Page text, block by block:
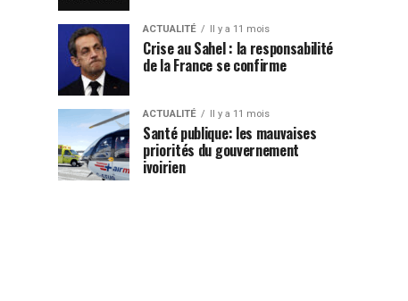
ACTUALITÉ Il y a 11 mois
Crise au Sahel : la responsabilité
de la France se confirme
ACTUALITÉ Il y a 11 mois
Santé publique: les mauvaises
priorités du gouvernement
ivoirien